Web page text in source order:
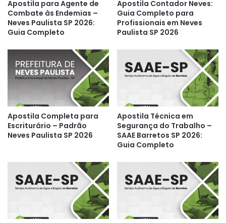
Apostila para Agente de
Combate às Endemias –
Neves Paulista SP 2026:
Guia Completo
Apostila Contador Neves:
Guia Completo para
Profissionais em Neves
Paulista SP 2026
Apostila Completa para
Escriturário – Padrão
Neves Paulista SP 2026
Apostila Técnica em
Segurança do Trabalho –
SAAE Barretos SP 2026:
Guia Completo